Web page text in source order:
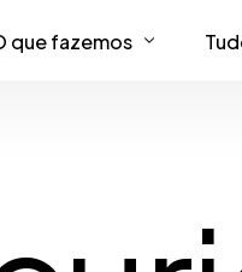
que fazemos
Torne a compra mais